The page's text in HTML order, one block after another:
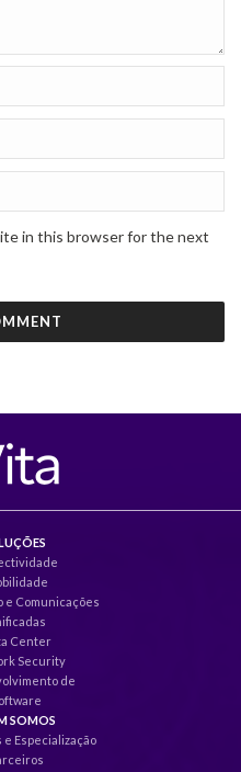
in this browser for the next
e Comunicações
Center
Security
de
SOMOS
e Especialização